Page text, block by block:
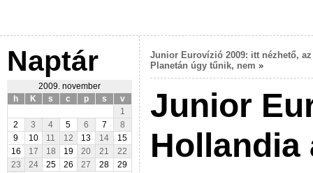
Naptár
2009. november
h
K s c p s
v
1
2
3 4 5 6 7
8
9
10 11 12 13 14
15
16
17 18 19 20 21
22
23
24 25 26 27 28
29
Junior Eurovízió 2009: itt nézhető, az
Planetán úgy tűnik, nem »
Junior
Hollandia